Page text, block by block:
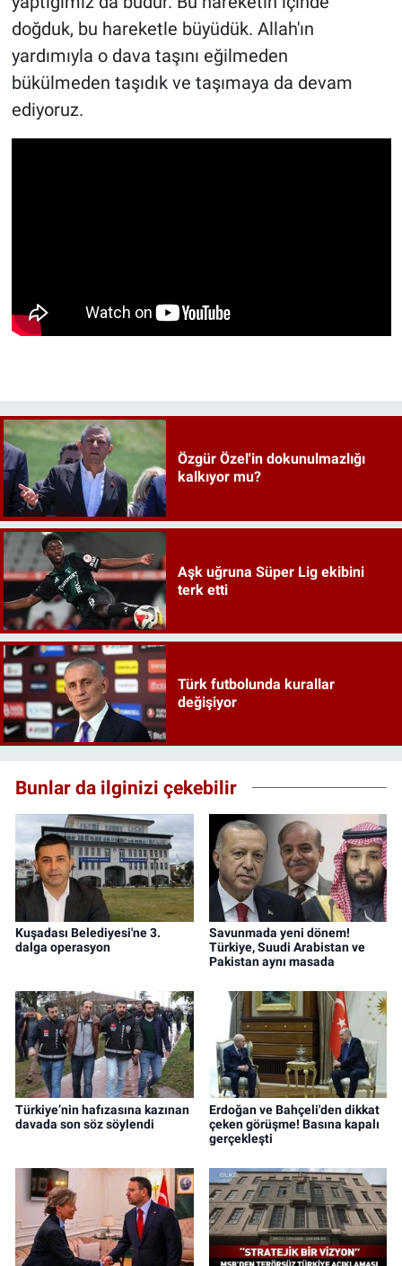
doğduk, bu hareketle büyüdük. Allah'ın
yardımıyla o dava taşını eğilmeden
bükülmeden taşıdık ve taşımaya da devam
ediyoruz.
Özgür Özel'in dokunulmazlığı
kalkıyor mu?
Aşk uğruna Süper Lig ekibini
terk etti
Türk futbolunda kurallar
değişiyor
Bunlar da ilginizi çekebilir
Kuşadası Belediyesi'ne 3.
dalga operasyon
Savunmada yeni dönem!
Türkiye, Suudi Arabistan ve
Pakistan aynı masada
Türkiye’nin hafızasına kazınan
davada son söz söylendi
Erdoğan ve Bahçeli'den dikkat
çeken görüşme! Basına kapalı
gerçekleşti